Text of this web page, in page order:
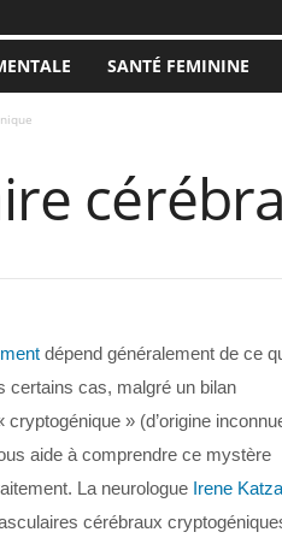
SANTÉ FEMININE
dépend généralement de ce
certains cas, malgré un bilan
» (d’origine
aide à comprendre ce mystère
La neurologue Irene
cérébraux